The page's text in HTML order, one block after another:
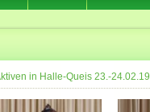
in Halle-Queis 23.-24.02.19